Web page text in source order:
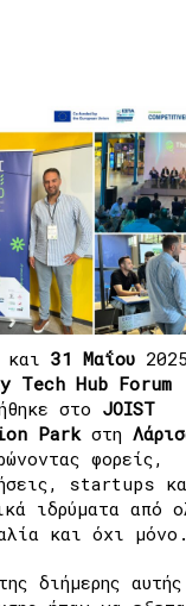
και 31 Μαΐου
Tech Hub Forum
στο JOIST
Parkστη
φορείς,
startups
ιδρύματα από
και όχι μόνο.
της διήμερης αυτής